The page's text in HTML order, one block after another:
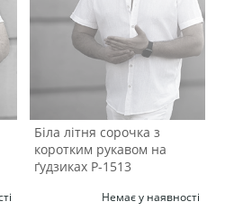
Біла літня сорочка з
коротким рукавом на
ґудзиках Р-1513
Немає у наявності